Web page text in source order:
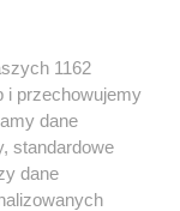
czasu
1162
i przechowujemy
dane
standardowe
dane